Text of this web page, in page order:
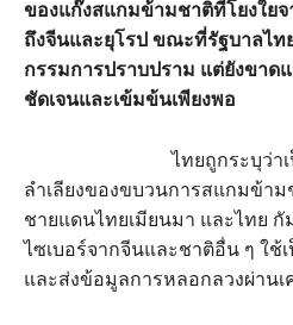
ของแก๊งสแกมข้ามชาติที่โยงใย
ถึงจีนและยุโรป ขณะที่รัฐบาลไท
กรรมการปราบปราม แต่ยังขา
ชัดเจนและเข้มข้นเพียงพอ
ไทยถูกระบุว่าเป็นจุด
ลำเลียงของขบวนการสแกมข้า
ชายแดนไทยเมียนมา และไทย
ไซเบอร์จากจีนและชาติอื่น ๆ ใช้
และส่งข้อมูลการหลอกลวงผ่าน